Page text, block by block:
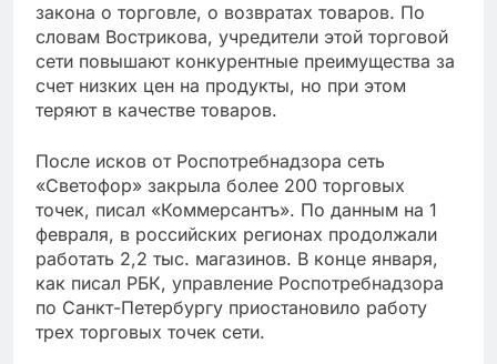
закона о торговле, о возвратах товаров. По
словам Вострикова, учредители этой торговой
сети повышают конкурентные преимущества за
счет низких цен на продукты, но при этом
теряют в качестве товаров.
После исков от Роспотребнадзора сеть
«Светофор» закрыла более 200 торговых
точек, писал «Коммерсантъ». По данным на 1
февраля, в российских регионах продолжали
работать 2,2 тыс. магазинов. В конце января,
как писал РБК, управление Роспотребнадзора
по Санкт-Петербургу приостановило работу
трех торговых точек сети.